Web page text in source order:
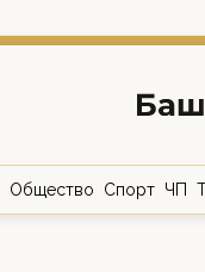
Общество Спорт ЧП